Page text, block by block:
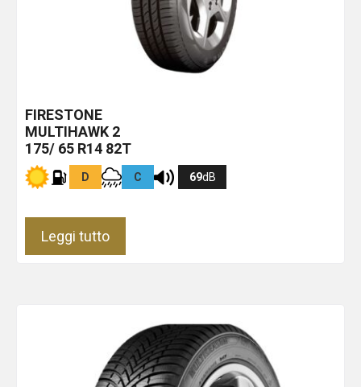
FIRESTONE
MULTIHAWK 2
175/ 65 R14 82T
D C 69dB
Leggi tutto